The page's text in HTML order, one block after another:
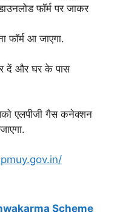
फॉर्म पर जाकर
फॉर्म आ जाएगा.
दें और घर के पास
एलपीजी गैस कनेक्शन
Scheme